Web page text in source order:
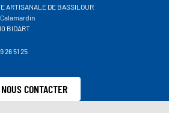
ARTISANALE DE BASSILOUR
Calamardin
BIDART
26 51 25
NOUS CONTACTER